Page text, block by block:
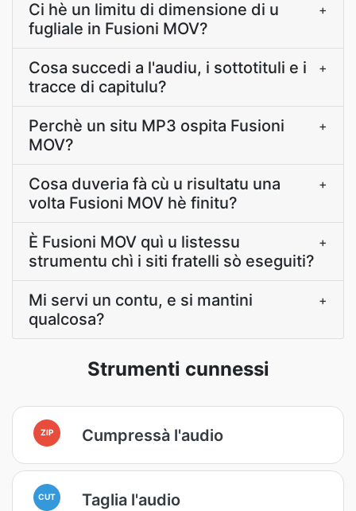
Ci hè un limitu di dimensione di u
fugliale in Fusioni MOV?
+
Cosa succedi a l'audiu, i sottotituli e i
tracce di capitulu?
+
Perchè un situ MP3 ospita Fusioni
MOV?
+
Cosa duveria fà cù u risultatu una
volta Fusioni MOV hè finitu?
+
È Fusioni MOV quì u listessu
strumentu chì i siti fratelli sò eseguiti?
+
Mi servi un contu, e si mantini
qualcosa?
+
Strumenti cunnessi
ZIP Cumpressà l'audio
CUT Taglia l'audio